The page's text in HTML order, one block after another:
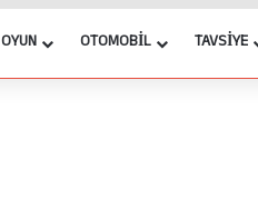
OYUN OTOMOBIL TAVSIYE